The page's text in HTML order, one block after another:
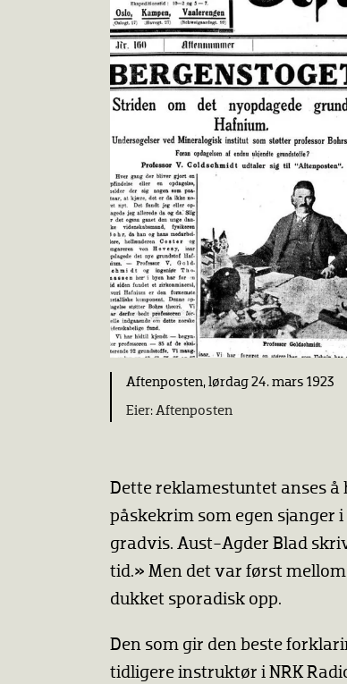
Aftenposten, lørdag 24. mars 1923
Aftenposten
Dette reklamestuntet anses
påskekrim som egen sjanger
gradvis. Aust-Agder Blad
tid.» Men det var først
dukket sporadisk opp.
Den som gir den beste
tidligere instruktør i NRK